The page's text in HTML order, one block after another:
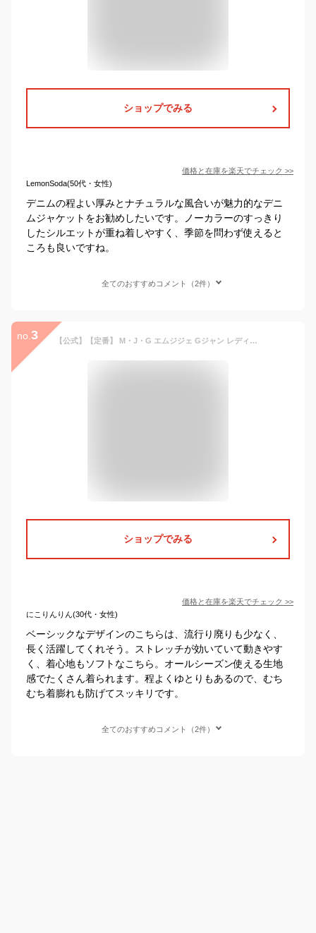
ショップでみる
価格と在庫を楽天でチェック >>
LemonSoda(50代・女性)
デニムの程よい厚みとナチュラルな風合いが魅力的なデニ
ムジャケットをお勧めしたいです。ノーカラーのすっきり
したシルエットが重ね着しやすく、季節を問わず使えると
ころも良いですね。
全てのおすすめコメント（2件）
no. 3 【公式】【定番】 M・J・G エムジジェ Gジャン レディース 濃色USED ワンウォッシュ アウター 羽織り 上着 ストレッチデニム デニムジャケット ストレッチ 加工感 ヴィンテージ風 [2025秋冬新作] [秋冬] GMT766 母の日
ショップでみる
価格と在庫を楽天でチェック >>
にこりんりん(30代・女性)
ベーシックなデザインのこちらは、流行り廃りも少なく、
長く活躍してくれそう。ストレッチが効いていて動きやす
く、着心地もソフトなこちら。オールシーズン使える生地
感でたくさん着られます。程よくゆとりもあるので、むち
むち着膨れも防げてスッキリです。
全てのおすすめコメント（2件）